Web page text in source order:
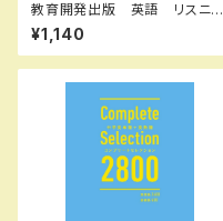
教育開発出版 英語 リスニン
グ A,B,C QRコードつき（英
語のリスニングの音声は無料で
ネットからダウンロード）2026
新品完全セット ISBN なし
¥1,140